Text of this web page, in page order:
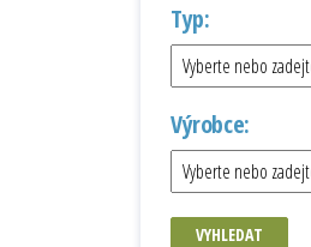
Typ:
Výrobce:
VYHLEDAT